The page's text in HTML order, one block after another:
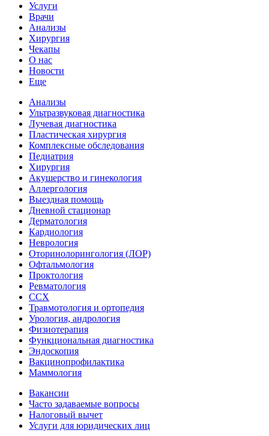
Услуги
Врачи
Анализы
Хирургия
Чекапы
О нас
Новости
Еще
Анализы
Ультразвуковая диагностика
Лучевая диагностика
Пластическая хирургия
Комплексные обследования
Педиатрия
Хирургия
Акушерство и гинекология
Аллергология
Выездная помощь
Дневной стационар
Дерматология
Кардиология
Неврология
Оторинолорингология (ЛОР)
Офтальмология
Проктология
Ревматология
ССХ
Травмотология и ортопедия
Урология, андрология
Физиотерапия
Функциональная диагностика
Эндоскопия
Вакцинопрофилактика
Маммология
Вакансии
Часто задаваемые вопросы
Налоговый вычет
Услуги для юридических лиц